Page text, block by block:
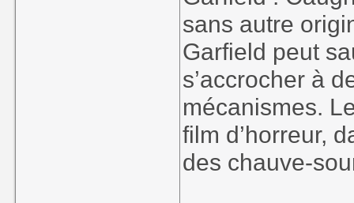
sans autre
Garfield peut
s’accrocher à
mécanismes.
film d’horreur,
des chauve-